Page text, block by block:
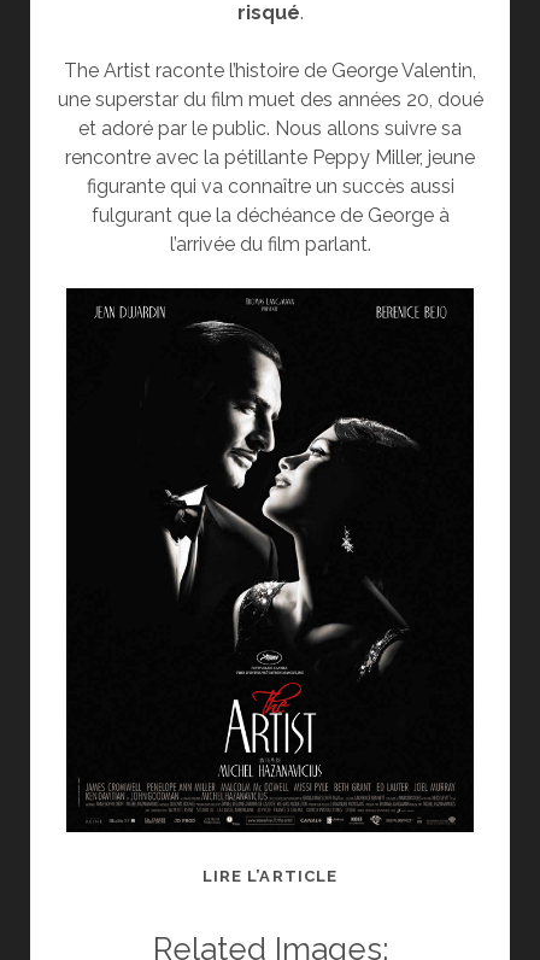
risqué.
The Artist raconte l’histoire de George Valentin,
une superstar du film muet des années 20, doué
et adoré par le public. Nous allons suivre sa
rencontre avec la pétillante Peppy Miller, jeune
figurante qui va connaître un succès aussi
fulgurant que la déchéance de George à
l’arrivée du film parlant.
LIRE L’ARTICLECRITIQUE
Related Images: